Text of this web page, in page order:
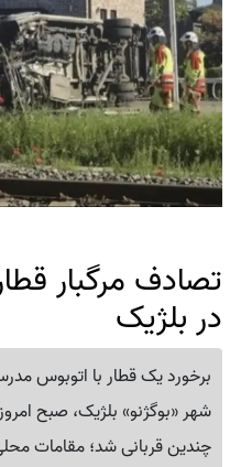
تصادف مرگبار
در بلژیک
برخورد یک قطار با اتوبوس
شهر «بوگژنو» بلژیک، صبح
چندین قربانی شد؛ مقامات